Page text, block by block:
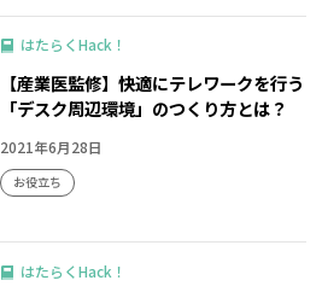
はたらくHack！
【産業医監修】快適にテレワークを行う
「デスク周辺環境」のつくり方とは？
2021年6月28日
お役立ち
はたらくHack！